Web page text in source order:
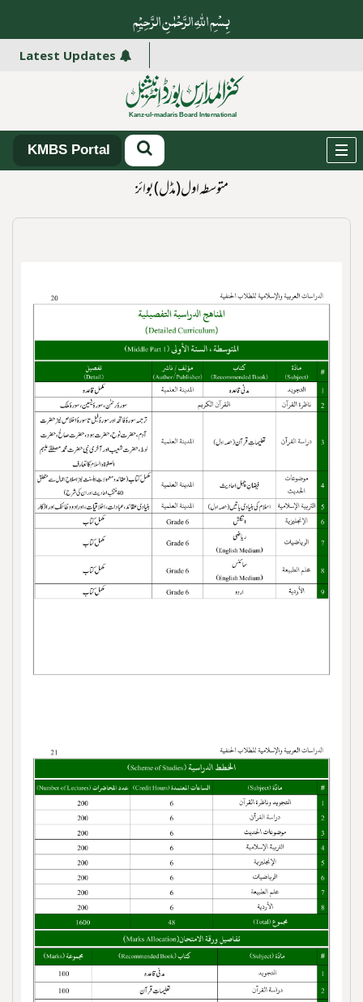
بِسْمِ اللہِ الرَّحْمٰنِ الرَّ حِیْمِ
Latest Updates
KMBS Portal
متوسطہ اول(مڈل) بوائز